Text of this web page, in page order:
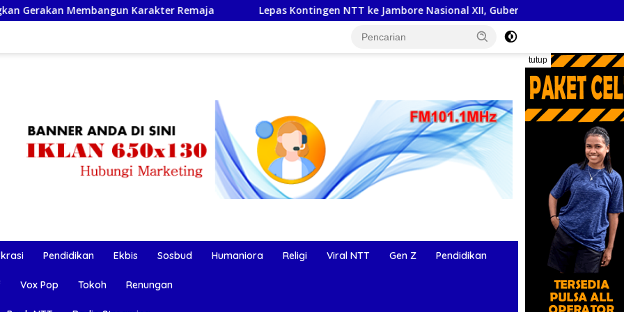
Membangun Karakter Remaja Lepas Kontingen NTT ke Jambore Nasional XII, Gubernur Melki: Tunjukkan Karakter,
tutup
Pendidikan Ekbis Sosbud Humaniora Religi Viral NTT Gen Z Pendidikan
Vox Pop Tokoh Renungan